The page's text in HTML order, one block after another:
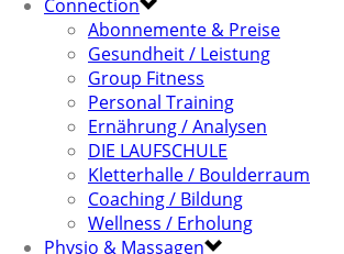
Connection
Abonnemente & Preise
Gesundheit / Leistung
Group Fitness
Personal Training
Ernährung / Analysen
DIE LAUFSCHULE
Kletterhalle / Boulderraum
Coaching / Bildung
Wellness / Erholung
Physio & Massagen